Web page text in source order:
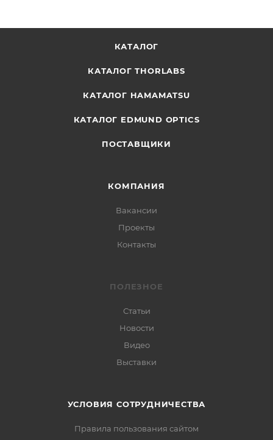
КАТАЛОГ
КАТАЛОГ THORLABS
КАТАЛОГ HAMAMATSU
КАТАЛОГ EDMUND OPTICS
ПОСТАВЩИКИ
КОМПАНИЯ
Вакансии
Проекты
Контакты
ПОЛЕЗНОЕ
Статьи
Новости
Видео
Выставки
УСЛОВИЯ СОТРУДНИЧЕСТВА
Правила пользования сайтом